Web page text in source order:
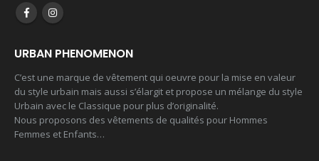
URBAN PHENOMENON
C’est une marque de vêtement qui oeuvre pour la mise en valeur
du style urbain mais aussi s’élargit et propose un mélange du style
Urbain avec le Classique pour plus d’originalité.
Nous proposons des vêtements de qualités pour Hommes
Femmes et Enfants…